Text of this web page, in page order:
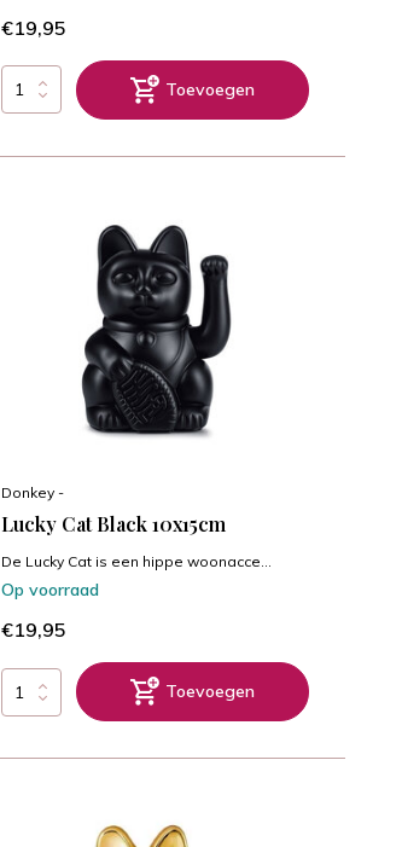
€19,95
Toevoegen
Donkey -
Lucky Cat Black 10x15cm
De Lucky Cat is een hippe woonacce...
Op voorraad
€19,95
Toevoegen